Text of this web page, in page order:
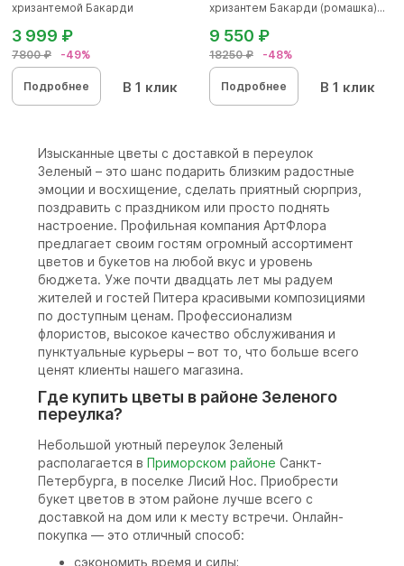
хризантемой Бакарди
7800 ₽ -49%
3 999 ₽
Подробнее В 1 клик
хризантем Бакарди (ромашка)...
18250 ₽ -48%
9 550 ₽
Подробнее В 1 клик
Изысканные цветы с доставкой в переулок
Зеленый – это шанс подарить близким радостные
эмоции и восхищение, сделать приятный сюрприз,
поздравить с праздником или просто поднять
настроение. Профильная компания АртФлора
предлагает своим гостям огромный ассортимент
цветов и букетов на любой вкус и уровень
бюджета. Уже почти двадцать лет мы радуем
жителей и гостей Питера красивыми композициями
по доступным ценам. Профессионализм
флористов, высокое качество обслуживания и
пунктуальные курьеры – вот то, что больше всего
ценят клиенты нашего магазина.
Где купить цветы в районе Зеленого
переулка?
Небольшой уютный переулок Зеленый
располагается в Приморском районе Санкт-
Петербурга, в поселке Лисий Нос. Приобрести
букет цветов в этом районе лучше всего с
доставкой на дом или к месту встречи. Онлайн-
покупка — это отличный способ:
сэкономить время и силы;